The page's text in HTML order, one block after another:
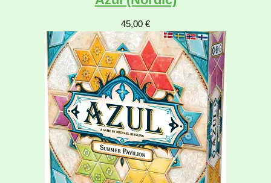
45,00 €